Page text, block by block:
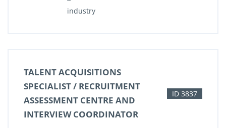
industry
TALENT ACQUISITIONS
SPECIALIST / RECRUITMENT
ASSESSMENT CENTRE AND
INTERVIEW COORDINATOR
ID 3837